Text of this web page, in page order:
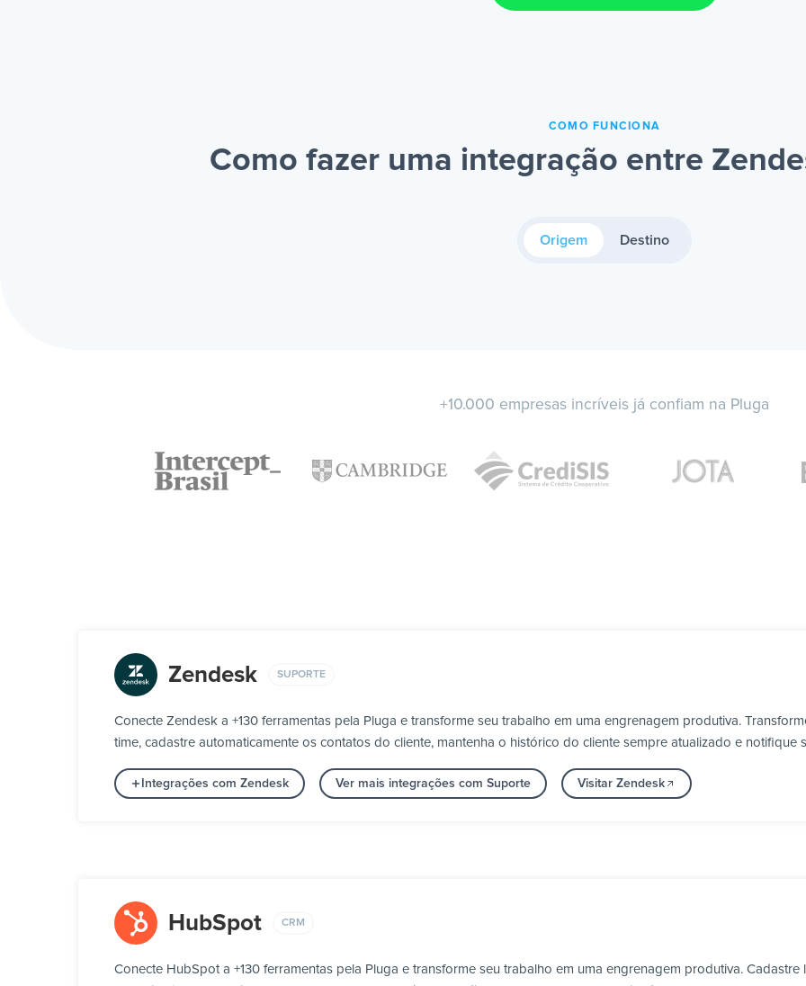
COMO FUNCIONA
Como fazer uma integração entre
Origem Destino
+10.000 empresas incríveis já confiam na Pluga
Zendesk SUPORTE
Conecte Zendesk a +130 ferramentas pela Pluga e transforme seu trabalho em uma engrenagem produtiva.
time, cadastre automaticamente os contatos do cliente, mantenha o histórico do cliente sempre atualizado e notifique
Integrações com Zendesk Ver mais integrações com Suporte Visitar Zendesk
HubSpot CRM
Conecte HubSpot a +130 ferramentas pela Pluga e transforme seu trabalho em uma engrenagem produtiva.